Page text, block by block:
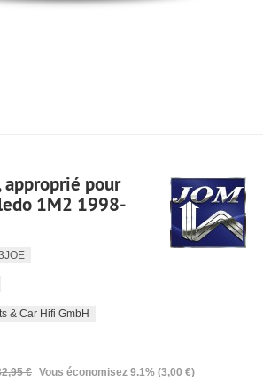
approprié pour
1M2 1998-
& Car Hifi GmbH
€ Vous économisez 9.1% (3,00 €)